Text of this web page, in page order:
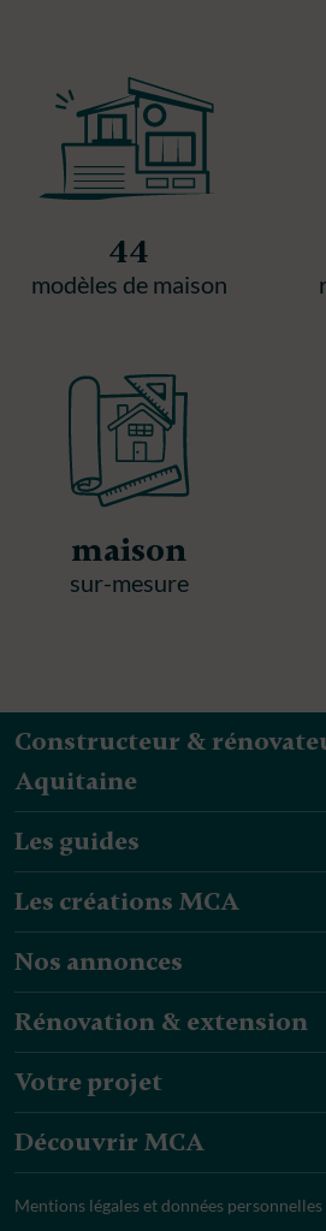
44
modèles de maison
maison
sur-mesure
Constructeur &
Aquitaine
Les guides
Les créations MCA
Nos annonces
Rénovation & extension
Votre projet
Découvrir MCA
Mentions légales et données personnelles